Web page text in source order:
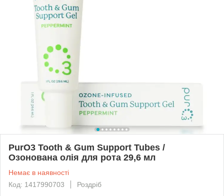
PurO3 Tooth & Gum Support Tubes /
Озонована олія для рота 29,6 мл
Немає в наявності
Код: 1417990703
Роздріб